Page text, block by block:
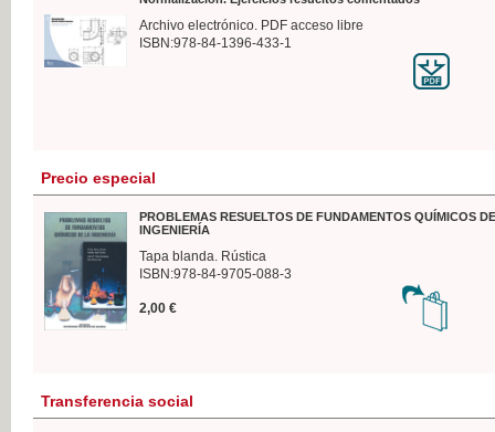
Archivo electrónico. PDF acceso libre
ISBN:978-84-1396-433-1
Precio especial
PROBLEMAS RESUELTOS DE FUNDAMENTOS QUÍMICOS
INGENIERÍA
Tapa blanda. Rústica
ISBN:978-84-9705-088-3
2,00 €
Transferencia social